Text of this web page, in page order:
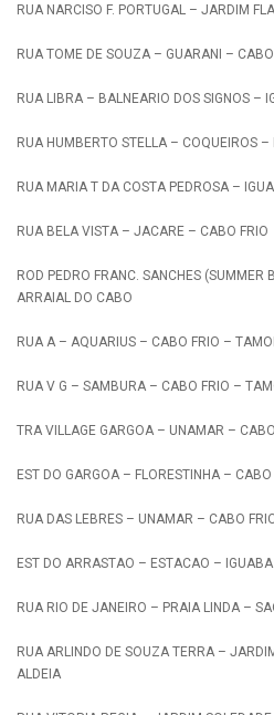
RUA NARCISO F. PORTUGAL – JARDIM
RUA TOME DE SOUZA – GUARANI –
RUA LIBRA – BALNEARIO DOS SIGNOS –
RUA HUMBERTO STELLA – COQUEIROS –
RUA MARIA T DA COSTA PEDROSA –
RUA BELA VISTA – JACARE – CABO FRIO
ROD PEDRO FRANC. SANCHES (SUMMER
ARRAIAL DO CABO
RUA A – AQUARIUS – CABO FRIO –
RUA V G – SAMBURA – CABO FRIO –
TRA VILLAGE GARGOA – UNAMAR –
EST DO GARGOA – FLORESTINHA –
RUA DAS LEBRES – UNAMAR – CABO
EST DO ARRASTAO – ESTACAO –
RUA RIO DE JANEIRO – PRAIA LINDA –
RUA ARLINDO DE SOUZA TERRA –
ALDEIA